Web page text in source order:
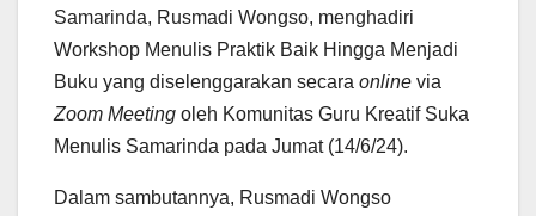
Samarinda, Rusmadi Wongso, menghadiri
Workshop Menulis Praktik Baik Hingga Menjadi
Buku yang diselenggarakan secara online via
Zoom Meeting oleh Komunitas Guru Kreatif Suka
Menulis Samarinda pada Jumat (14/6/24).
Dalam sambutannya, Rusmadi Wongso